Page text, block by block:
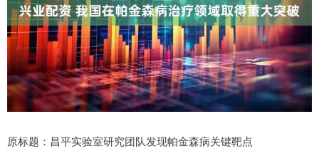
原标题：昌平实验室研究团队发现帕金森病关键靶点